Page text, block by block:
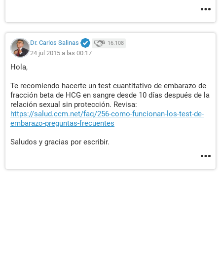
Dr. Carlos Salinas 16.108
24 jul 2015 a las 00:17
Hola,
Te recomiendo hacerte un test cuantitativo de embarazo de
fracción beta de HCG en sangre desde 10 días después de la
relación sexual sin protección. Revisa:
https://salud.ccm.net/faq/256-como-funcionan-los-test-de-
embarazo-preguntas-frecuentes
Saludos y gracias por escribir.